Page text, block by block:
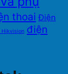
thoai Điện
Hikvision điện